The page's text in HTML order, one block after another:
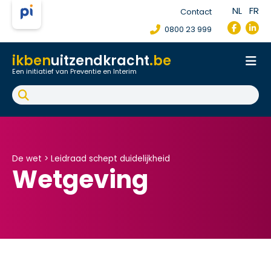
Contact
0800 23 999
NL FR
ikbenuitzendkracht.be
Een initiatief van Preventie en Interim
Onthaal
Werkpostfiche
Arbeidsongeval
De wet > Leidraad schept duidelijkheid
Wetgeving